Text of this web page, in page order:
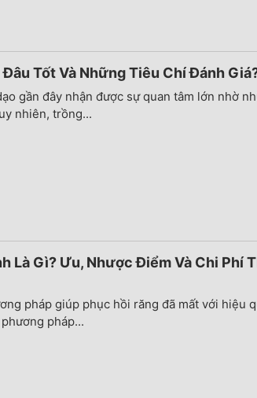
Tốt Và Những Tiêu Chí Đánh
gần đây nhận được sự quan tâm lớn nhờ
nhiên, trồng...
Là Gì? Ưu, Nhược Điểm Và Chi Phí
pháp giúp phục hồi răng đã mất với hiệu
pháp...